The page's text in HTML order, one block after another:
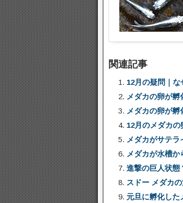
関連記事
12月の疑問｜
メダカの卵が
メダカの卵が
12月のメダカ
メダカがサテ
メダカが水槽
進撃の巨人状態
スドー メダカ
元旦に孵化した